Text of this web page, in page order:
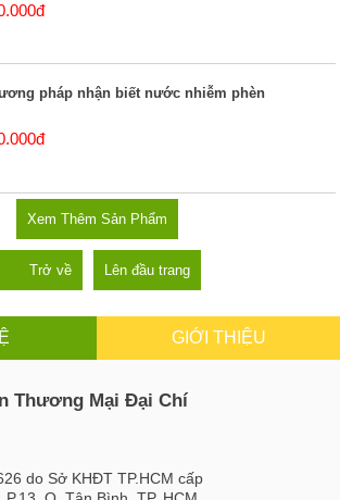
pháp nhận biết nước nhiễm phèn
Xem Thêm Sản Phẩm
Trở về Lên đầu trang
GIỚI THIỆU
Thương Mại Đại Chí
do Sở KHĐT TP.HCM cấp